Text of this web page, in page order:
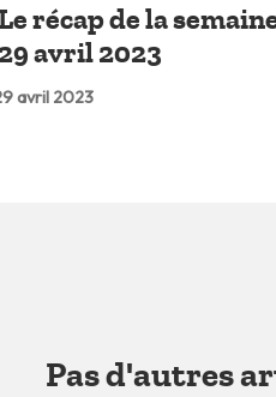
Le récap de la
29 avril 2023
avril 2023
Pas d'autres